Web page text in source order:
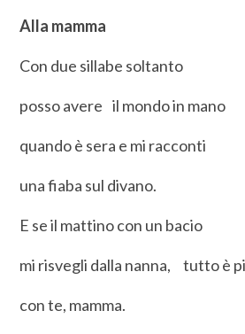
Alla mamma
Con due sillabe soltanto
posso avere il mondo in mano
quando è sera e mi racconti
una fiaba sul divano.
E se il mattino con un bacio
mi risvegli dalla nanna, tutto è
con te, mamma.